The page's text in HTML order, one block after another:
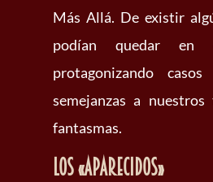
Más Allá. De existir
podían quedar en
protagonizando
semejanzas a nuestros
fantasmas.
Los «aparecidos»